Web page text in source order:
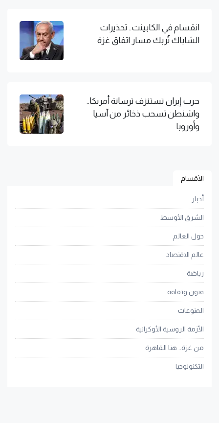
انقسام في الكابينت.. تحذيرات
الشاباك تُربك مسار اتفاق غزة
حرب إيران تستنزف ترسانة أمريكا..
واشنطن تسحب ذخائر من آسيا
وأوروبا
الأقسام
أخبار
الشرق الأوسط
حول العالم
عالم الاقتصاد
رياضة
فنون وثقافة
المنوعات
الأزمة الروسية الأوكرانية
من غزة.. هنا القاهرة
التكنولوجيا